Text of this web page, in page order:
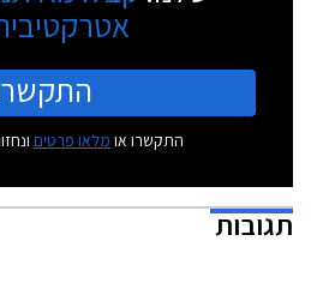
התקשרו או מלאו פרטים
תגובות